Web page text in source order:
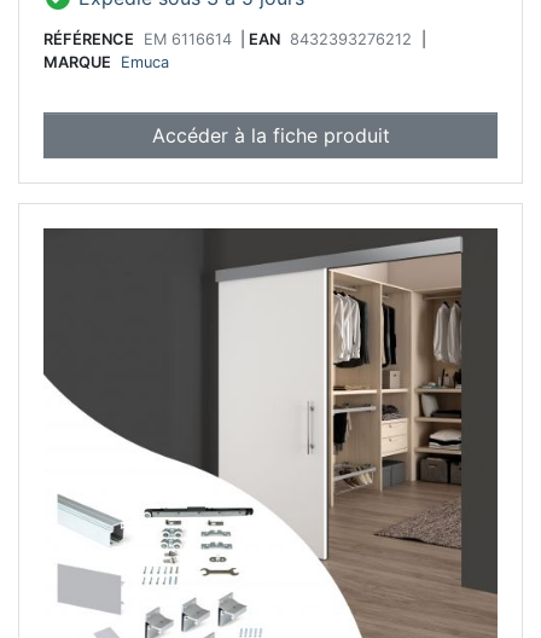
RÉFÉRENCE EM 6116614 EAN 8432393276212
MARQUE
Emuca
Accéder à la fiche produit